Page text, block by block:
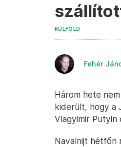
KÜLFÖLD
Fehér
Három hete
kiderült, hogy a
Vlagyimir
Navalnijt hétfőn